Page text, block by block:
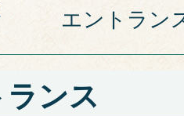
エントラン
ンス